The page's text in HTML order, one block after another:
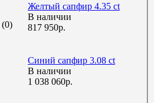
(0)
Желтый сапфир 4.35 ct
В наличии
817 950р.
Синий сапфир 3.08 ct
В наличии
1 038 060р.